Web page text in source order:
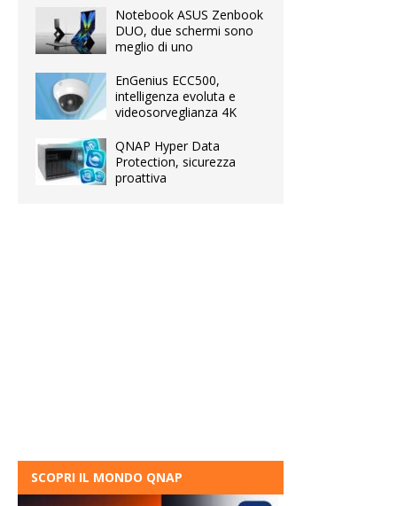
Notebook ASUS Zenbook
DUO, due schermi sono
meglio di uno
EnGenius ECC500,
intelligenza evoluta e
videosorveglianza 4K
QNAP Hyper Data
Protection, sicurezza
proattiva
SCOPRI IL MONDO QNAP